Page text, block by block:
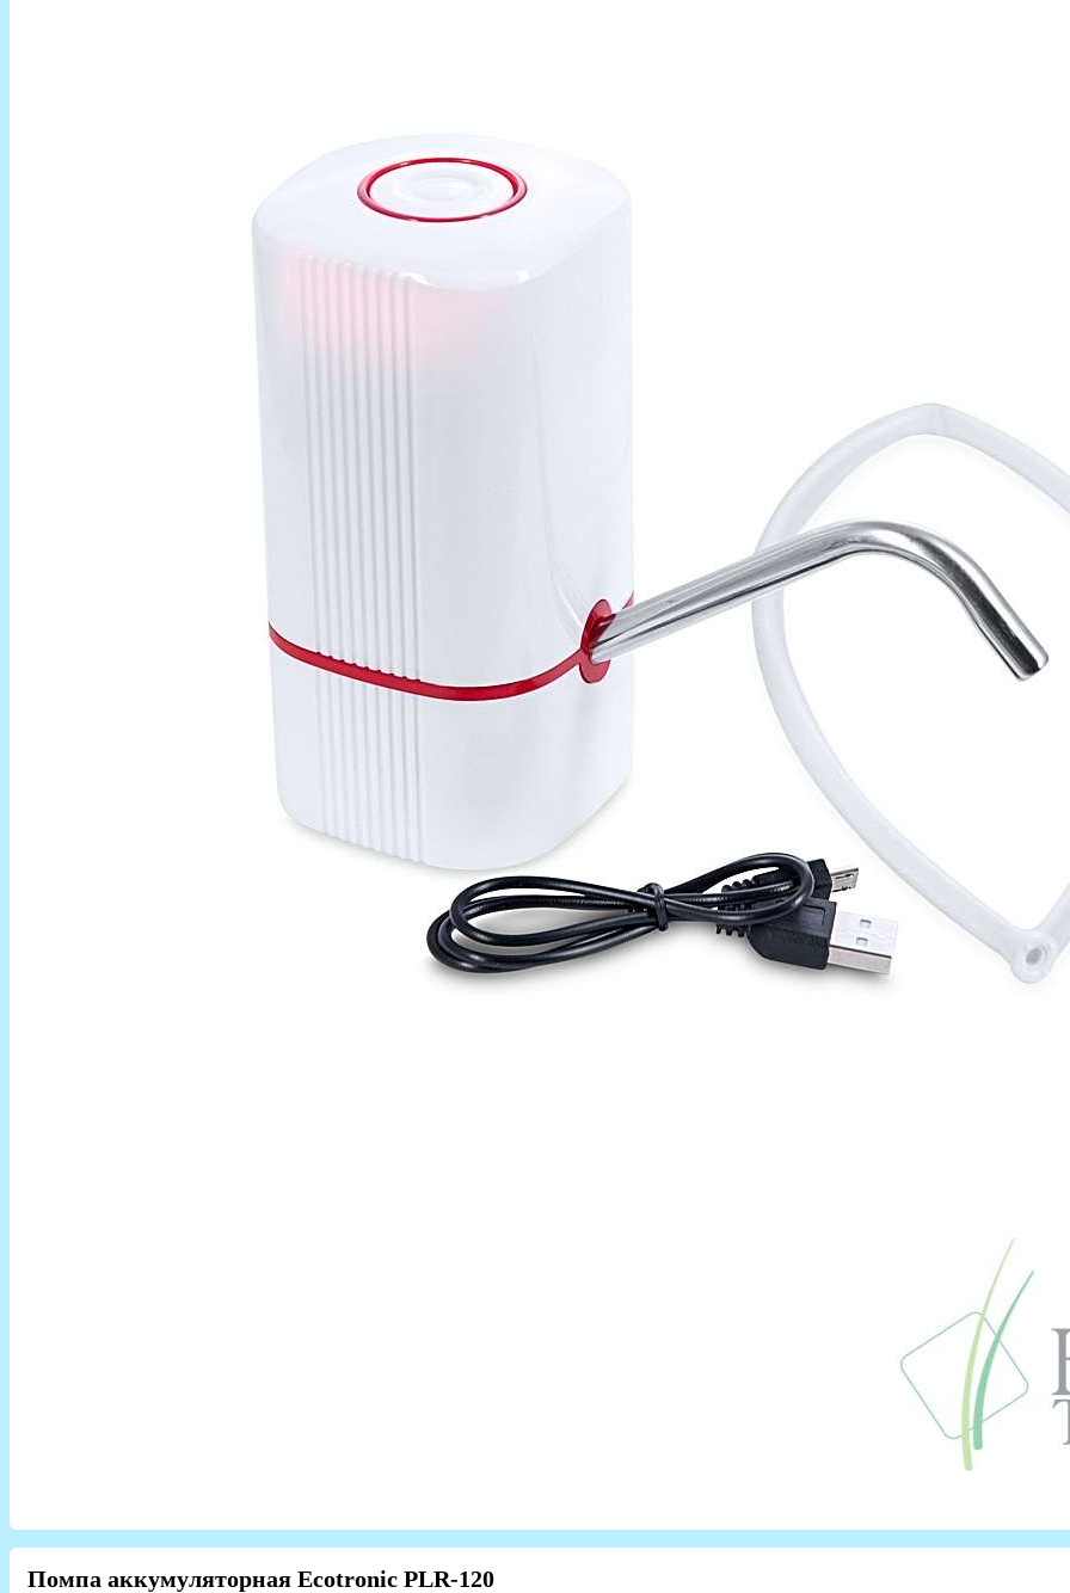
Помпа аккумуляторная Ecotronic PLR-120